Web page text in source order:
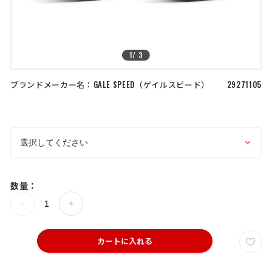
1/ 3
ブランドメーカー名： GALE SPEED ゲイルスピード 29271105
数量：
カートに入れる